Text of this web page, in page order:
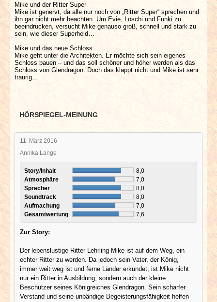
Mike und der Ritter Super
Mike ist genervt, da alle nur noch von „Ritter Super“ sprechen und
ihn gar nicht mehr beachten. Um Evie, Löschi und Funki zu
beeindrucken, versucht Mike genauso groß, schnell und stark zu
sein, wie dieser Superheld…
Mike und das neue Schloss
Mike geht unter die Architekten. Er möchte sich sein eigenes
Schloss bauen – und das soll schöner und höher werden als das
Schloss von Glendragon. Doch das klappt nicht und Mike ist sehr
traurig...
HÖRSPIEGEL-MEINUNG
11. März 2016
Annika Lange
Story/Inhalt
8,0
Atmosphäre
7,0
Sprecher
8,0
Soundtrack
8,0
Aufmachung
7,0
Gesamtwertung
7,6
Zur Story:
Der lebenslustige Ritter-Lehrling Mike ist auf dem Weg, ein
echter Ritter zu werden. Da jedoch sein Vater, der König,
immer weit weg ist und ferne Länder erkundet, ist Mike nicht
nur ein Ritter in Ausbildung, sondern auch der kleine
Beschützer seines Königreiches Glendragon. Sein scharfer
Verstand und seine unbändige Begeisterungsfähigkeit helfen